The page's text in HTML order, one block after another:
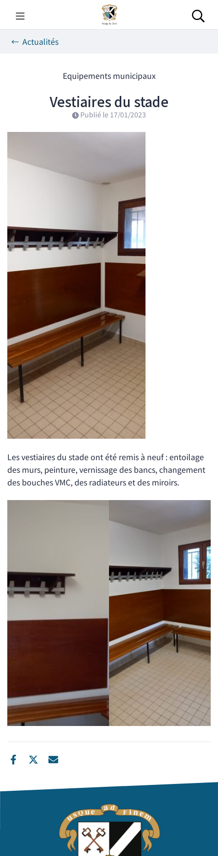
contenu
Actualités
Equipements municipaux
Vestiaires du stade
Publié le 17/01/2023
Les vestiaires du stade ont été remis à neuf : entoilage
des murs, peinture, vernissage des bancs, changement
des bouches VMC, des radiateurs et des miroirs.